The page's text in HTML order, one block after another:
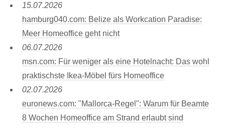
15.07.2026
hamburg040.com: Belize als Workcation Paradise:
Meer Homeoffice geht nicht
06.07.2026
msn.com: Für weniger als eine Hotelnacht: Das wohl
praktischste Ikea-Möbel fürs Homeoffice
02.07.2026
euronews.com: "Mallorca-Regel": Warum für Beamte
8 Wochen Homeoffice am Strand erlaubt sind